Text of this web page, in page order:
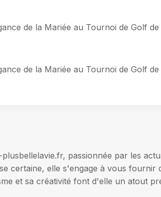
de la Mariée au Tournoi de Golf de
de la Mariée au Tournoi de Golf de
passionnée par les
certaine, elle s'engage à vous fournir
et sa créativité font d'elle un atout